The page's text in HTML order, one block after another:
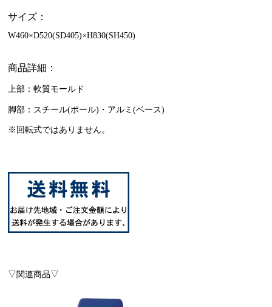
サイズ：
W460×D520(SD405)×H830(SH450)
商品詳細：
上部：軟質モールド
脚部：スチール(ポール)・アルミ(ベース)
※回転式ではありません。
▽関連商品▽